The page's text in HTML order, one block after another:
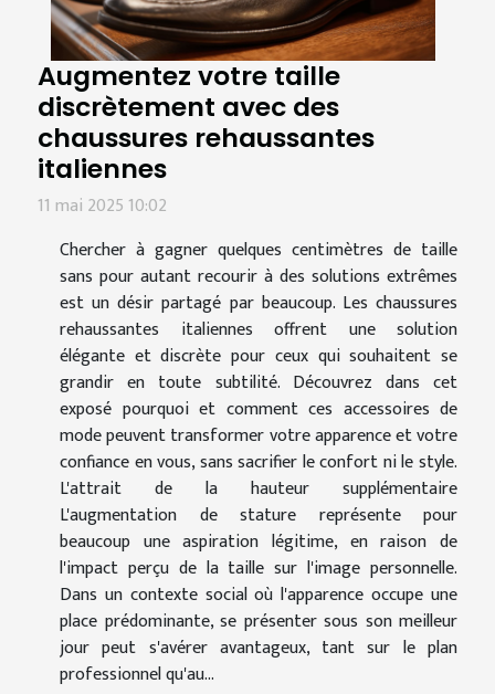
Augmentez votre taille
discrètement avec des
chaussures rehaussantes
italiennes
11 mai 2025 10:02
Chercher à gagner quelques centimètres de taille
sans pour autant recourir à des solutions extrêmes
est un désir partagé par beaucoup. Les chaussures
rehaussantes italiennes offrent une solution
élégante et discrète pour ceux qui souhaitent se
grandir en toute subtilité. Découvrez dans cet
exposé pourquoi et comment ces accessoires de
mode peuvent transformer votre apparence et votre
confiance en vous, sans sacrifier le confort ni le style.
L'attrait de la hauteur supplémentaire
L'augmentation de stature représente pour
beaucoup une aspiration légitime, en raison de
l'impact perçu de la taille sur l'image personnelle.
Dans un contexte social où l'apparence occupe une
place prédominante, se présenter sous son meilleur
jour peut s'avérer avantageux, tant sur le plan
professionnel qu'au...